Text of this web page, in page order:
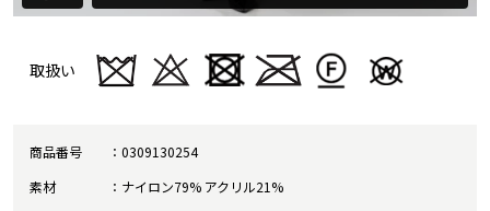
取扱い
商品番号
0309130254
素材
ナイロン79% アクリル21%